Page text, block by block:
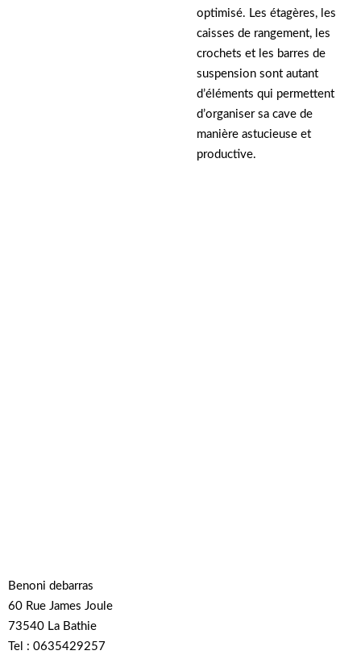
optimisé. Les étagères, les
caisses de rangement, les
crochets et les barres de
suspension sont autant
d’éléments qui permettent
d’organiser sa cave de
manière astucieuse et
productive.
Benoni debarras
60 Rue James Joule
73540 La Bathie
Tel : 0635429257